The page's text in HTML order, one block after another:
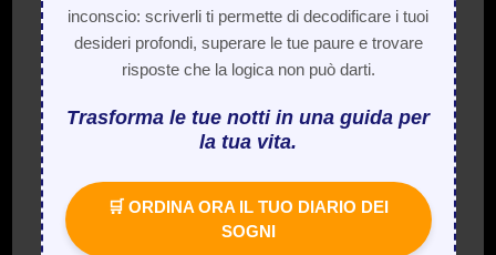
inconscio: scriverli ti permette di decodificare i tuoi
desideri profondi, superare le tue paure e trovare
risposte che la logica non può darti.
Trasforma le tue notti in una guida per
la tua vita.
🛒 ORDINA ORA IL TUO DIARIO DEI
SOGNI